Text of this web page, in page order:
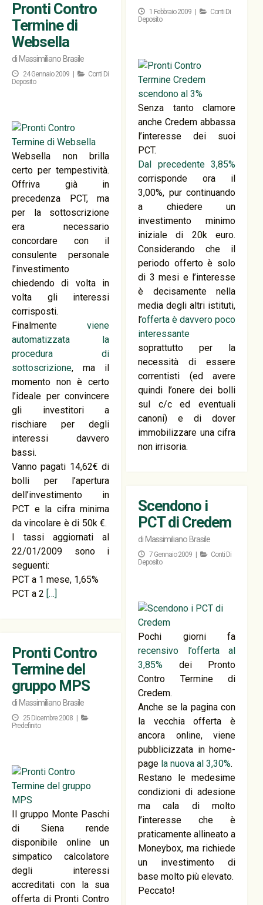
1 Febbraio 2009 |
Conti Di
Deposito
Senza tanto clamore
anche Credem abbassa
l’interesse dei suoi
PCT.
Dal precedente 3,85%
corrisponde ora il
3,00%, pur continuando
a chiedere un
investimento minimo
iniziale di 20k euro.
Considerando che il
periodo offerto è solo
di 3 mesi e l’interesse
è decisamente nella
media degli altri istituti,
l’offerta è davvero poco
interessante
soprattutto per la
necessità di essere
correntisti (ed avere
quindi l’onere dei bolli
sul c/c ed eventuali
canoni) e di dover
immobilizzare una cifra
non irrisoria.
Pronti Contro
Termine di
Websella
di Massimiliano Brasile
24 Gennaio 2009 |
Conti Di
Deposito
Websella non brilla
certo per tempestività.
Offriva già in
precedenza PCT, ma
per la sottoscrizione
era necessario
concordare con il
consulente personale
l’investimento
chiedendo di volta in
volta gli interessi
corrisposti.
Finalmenteviene
automatizzata la
procedura di
sottoscrizione, ma il
momento non è certo
l’ideale per convincere
gli investitori a
rischiare per degli
interessi davvero
bassi.
Vanno pagati 14,62€ di
bolli per l’apertura
dell’investimento in
PCT e la cifra minima
da vincolare è di 50k €.
I tassi aggiornati al
22/01/2009 sono i
seguenti:
PCT a 1 mese, 1,65%
PCT a 2 […]
Scendono i
PCT di Credem
di Massimiliano Brasile
7 Gennaio 2009 |
Conti Di
Deposito
Pochi giorni fa
recensivo l’offerta al
3,85% dei Pronto
Contro Termine di
Credem.
Anche se la pagina con
la vecchia offerta è
ancora online, viene
pubblicizzata in home-
page la nuova al 3,30%.
Restano le medesime
condizioni di adesione
ma cala di molto
l’interesse che è
praticamente allineato a
Moneybox, ma richiede
un investimento di
base molto più elevato.
Peccato!
Pronti Contro
Termine del
gruppo MPS
di Massimiliano Brasile
25 Dicembre 2008 |
Predefinito
Il gruppo Monte Paschi
di Siena rende
disponibile online un
simpatico calcolatore
degli interessi
accreditati con la sua
offerta di Pronti Contro